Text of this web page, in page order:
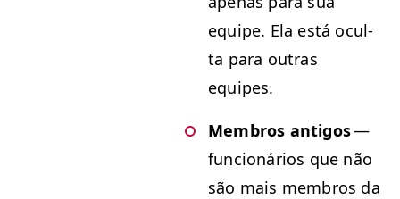
equipe. Ela está ocul­
ta para out­ras
equipes.
Mem­bros anti­gos—
fun­cionários que não
são mais mem­bros da